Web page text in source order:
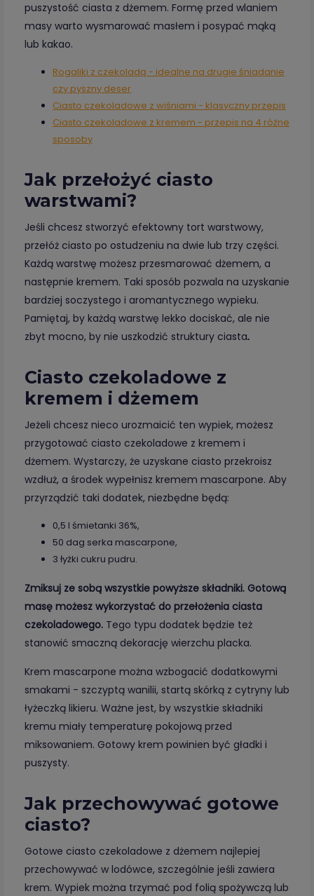
puszystość ciasta z dżemem. Formę przed wlaniem
masy warto wysmarować masłem i posypać mąką
lub kakao.
Rogaliki z czekoladą - idealne na drugie śniadanie
czy pyszny deser
Ciasto czekoladowe z wiśniami - klasyczny przepis
Ciasto czekoladowe z kremem - przepis na 4 różne
sposoby
Jak przełożyć ciasto
warstwami?
Jeśli chcesz stworzyć efektowny tort warstwowy,
przełóż ciasto po ostudzeniu na dwie lub trzy części.
Każdą warstwę możesz przesmarować dżemem, a
następnie kremem. Taki sposób pozwala na uzyskanie
bardziej soczystego i aromantycznego wypieku.
Pamiętaj, by każdą warstwę lekko dociskać, ale nie
zbyt mocno, by nie uszkodzić struktury ciasta.
Ciasto czekoladowe z
kremem i dżemem
Jeżeli chcesz nieco urozmaicić ten wypiek, możesz
przygotować ciasto czekoladowe z kremem i
dżemem. Wystarczy, że uzyskane ciasto przekroisz
wzdłuż, a środek wypełnisz kremem mascarpone. Aby
przyrządzić taki dodatek, niezbędne będą:
0,5 l śmietanki 36%,
50 dag serka mascarpone,
3 łyżki cukru pudru.
Zmiksuj ze sobą wszystkie powyższe składniki. Gotową
masę możesz wykorzystać do przełożenia ciasta
czekoladowego. Tego typu dodatek będzie też
stanowić smaczną dekorację wierzchu placka.
Krem mascarpone można wzbogacić dodatkowymi
smakami - szczyptą wanilii, startą skórką z cytryny lub
łyżeczką likieru. Ważne jest, by wszystkie składniki
kremu miały temperaturę pokojową przed
miksowaniem. Gotowy krem powinien być gładki i
puszysty.
Jak przechowywać gotowe
ciasto?
Gotowe ciasto czekoladowe z dżemem najlepiej
przechowywać w lodówce, szczególnie jeśli zawiera
krem. Wypiek można trzymać pod folią spożywczą lub